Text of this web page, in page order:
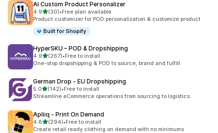
AI Custom Product Personalizer
4.9เต็ม 5 ดาว
(30)
ทั้งหมด 30 รีวิว
•Free plan available
Product customizer for POD personalization & customize product
Built for Shopify
HyperSKU – POD & Dropshipping
4.9เต็ม 5 ดาว
(267)
ทั้งหมด 267 รีวิว
•Free to install
One-stop dropshipping & POD to source, brand and fulfill
German Drop ‑ EU Dropshipping
5.0เต็ม 5 ดาว
(142)
ทั้งหมด 142 รีวิว
•Free to install
Streamline eCommerce operations from sourcing to logistics.
Apliiq ‑ Print On Demand
4.8เต็ม 5 ดาว
(294)
ทั้งหมด 294 รีวิว
•Free to install
Create retail ready clothing on demand with no minimums